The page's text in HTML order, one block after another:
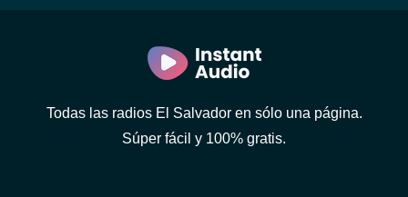
Todas las radios El Salvador en sólo una página.
Súper fácil y 100% gratis.